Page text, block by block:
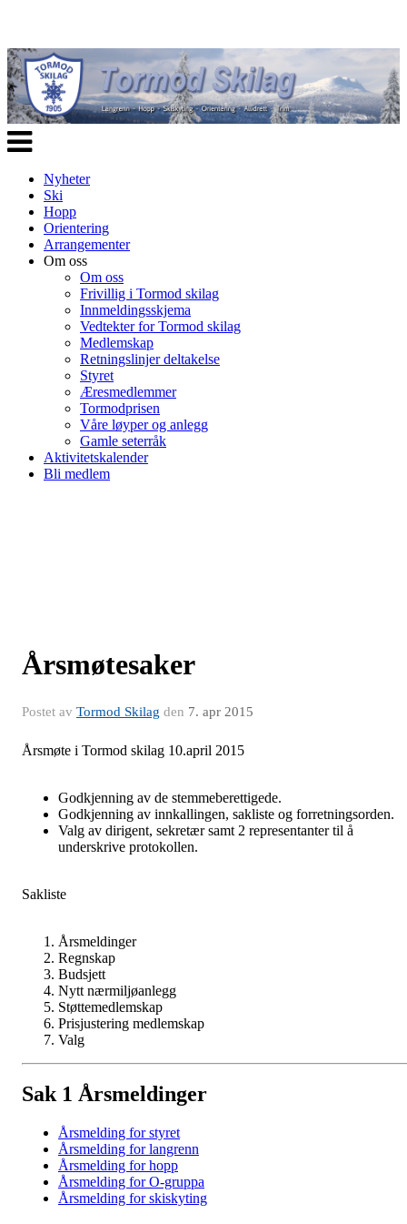
Veksle
navigasjon
Nyheter
Ski
Hopp
Orientering
Arrangementer
Om oss
Om oss
Frivillig i Tormod skilag
Innmeldingsskjema
Vedtekter for Tormod skilag
Medlemskap
Retningslinjer deltakelse
Styret
Æresmedlemmer
Tormodprisen
Våre løyper og anlegg
Gamle seterråk
Aktivitetskalender
Bli medlem
Årsmøtesaker
Postet av Tormod Skilag den 7. apr 2015
Årsmøte i Tormod skilag 10.april 2015
Godkjenning av de stemmeberettigede.
Godkjenning av innkallingen, sakliste og forretningsorden.
Valg av dirigent, sekretær samt 2 representanter til å
underskrive protokollen.
Sakliste
Årsmeldinger
Regnskap
Budsjett
Nytt nærmiljøanlegg
Støttemedlemskap
Prisjustering medlemskap
Valg
Sak 1 Årsmeldinger
Årsmelding for styret
Årsmelding for langrenn
Årsmelding for hopp
Årsmelding for O-gruppa
Årsmelding for skiskyting